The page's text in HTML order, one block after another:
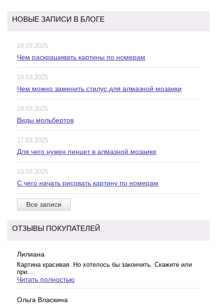
НОВЫЕ ЗАПИСИ В БЛОГЕ
19.03.2025
Чем раскрашивать картины по номерам
19.03.2025
Чем можно заменить стилус для алмазной мозаики
19.03.2025
Виды мольбертов
17.03.2025
Для чего нужен пинцет в алмазной мозаике
15.03.2025
С чего начать рисовать картину по номерам
Все записи
ОТЗЫВЫ ПОКУПАТЕЛЕЙ
Лилиана
Картина красивая. Но хотелось бы закончить. Скажите или
при...
Читать полностью
Ольга Власкина